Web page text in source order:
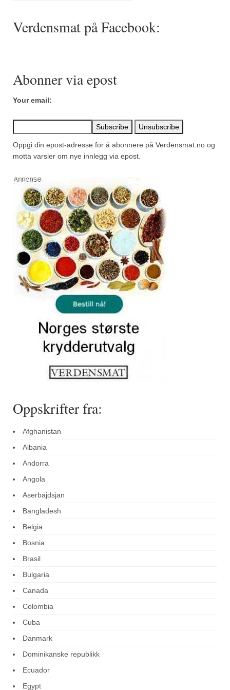
Mirepoix
Paprikapulver, pikant
Piment d’Espelette
Purreløk (tørket)
Rosépepper
Salvie
Sar (bønneurt)
Selleriblader
Smaken av skog
Tapaskrydder
Tomatflak
Om oss
Nettbutikk
Verdensmat på Facebook:
Abonner via epost
Your email:
Oppgi din epost-adresse for å abonnere på Verdensmat.no og
motta varsler om nye innlegg via epost.
Oppskrifter fra:
Afghanistan
Albania
Andorra
Angola
Aserbajdsjan
Bangladesh
Belgia
Bosnia
Brasil
Bulgaria
Canada
Colombia
Cuba
Danmark
Dominikanske republikk
Ecuador
Egypt